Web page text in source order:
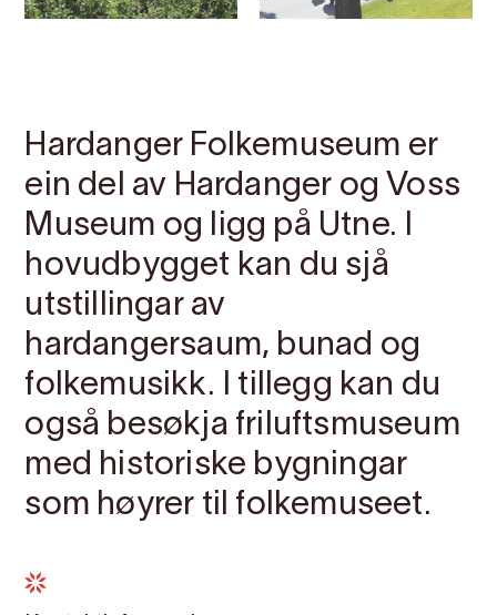
Hardanger Folkemuseum er
ein del av Hardanger og Voss
Museum og ligg på Utne. I
hovudbygget kan du sjå
utstillingar av
hardangersaum, bunad og
folkemusikk. I tillegg kan du
også besøkja friluftsmuseum
med historiske bygningar
som høyrer til folkemuseet.